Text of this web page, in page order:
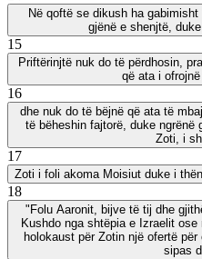
Në qoftë se dikush ha
gjënë e shenjtë,
15
Priftërinjtë nuk do të përdhosin,
që ata i
16
dhe nuk do të bëjnë që ata të
të bëheshin fajtorë, duke ngrënë
Zoti, i
17
Zoti i foli akoma Moisiut duke i
18
"Folu Aaronit, bijve të tij dhe
Kushdo nga shtëpia e Izraelit
holokaust për Zotin një ofertë
sipas